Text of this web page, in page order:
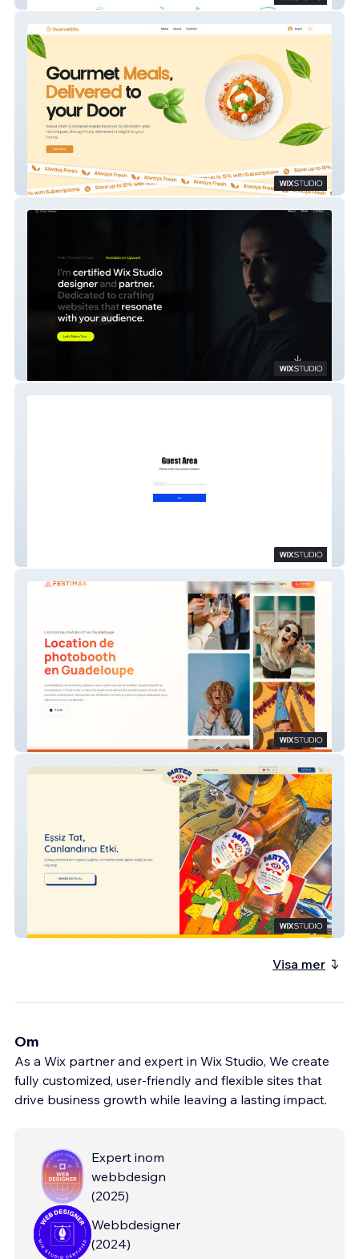
Gourmet2Go
Visa mer
Om
As a Wix partner and expert in Wix Studio, We create
fully customized, user-friendly and flexible sites that
drive business growth while leaving a lasting impact.
Expert inom
webbdesign
(2025)
Webbdesigner
(2024)